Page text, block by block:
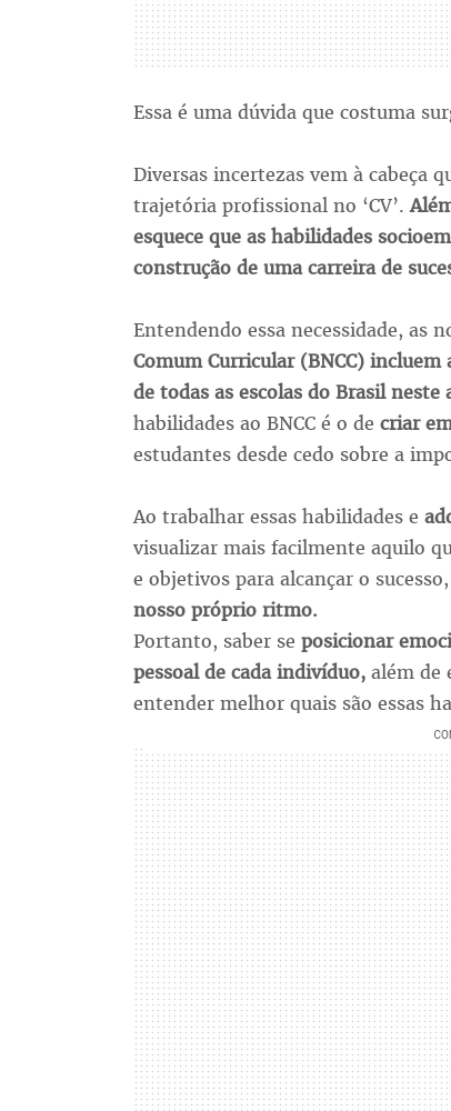
Essa é uma dúvida que costuma
Diversas incertezas vem à cabeça
trajetória profissional no ‘CV’.
esquece que as habilidades
construção de uma carreira de
Entendendo essa necessidade, as
Comum Curricular (BNCC)
de todas as escolas do Brasil neste
habilidades ao BNCC é o de criar
estudantes desde cedo sobre a
Ao trabalhar essas habilidades e
visualizar mais facilmente aquilo
e objetivos para alcançar o sucesso,
nosso próprio ritmo.
Portanto, saber se posicionar
pessoal de cada indivíduo,além de
entender melhor quais são essas